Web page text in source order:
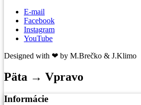
E-mail
Facebook
Instagram
YouTube
Designed with ❤ by M.Brečko & J.Klimo
Päta → Vpravo
Informácie